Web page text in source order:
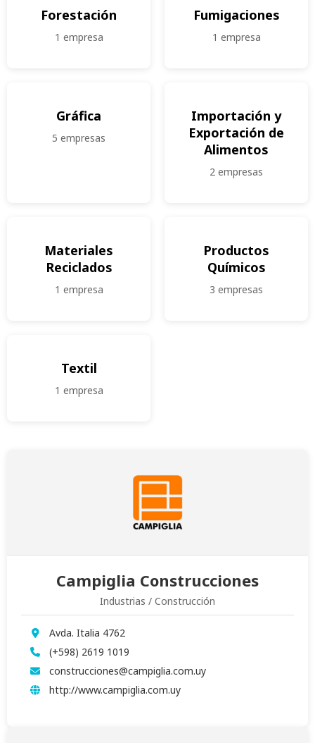
Forestación
1 empresa
Fumigaciones
1 empresa
Gráfica
5 empresas
Importación y
Exportación de
Alimentos
2 empresas
Materiales
Reciclados
1 empresa
Productos
Químicos
3 empresas
Textil
1 empresa
Campiglia Construcciones
Industrias / Construcción
Avda. Italia 4762
(+598) 2619 1019
construcciones@campiglia.com.uy
http://www.campiglia.com.uy